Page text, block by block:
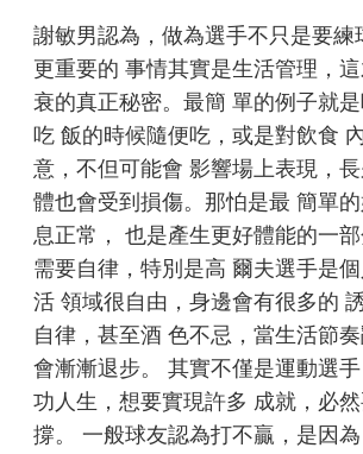
謝敏男認為，做為選手不只是要練
更重要的 事情其實是生活管理，
衰的真正秘密。最簡 單的例子就
吃 飯的時候隨便吃，或是對飲食
意，不但可能會 影響場上表現，
體也會受到損傷。那怕是最 簡單
息正常， 也是產生更好體能的一
需要自律，特別是高 爾夫選手是
活 領域很自由，身邊會有很多的
自律，甚至酒 色不忌，當生活節
會漸漸退步。 其實不僅是運動選
功人生，想要實現許多 成就，必
撐。 一般球友認為打不贏，是因